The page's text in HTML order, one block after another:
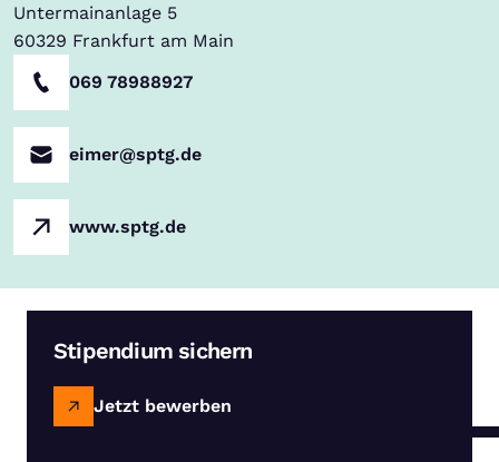
Untermainanlage 5
60329 Frankfurt am Main
069 78988927
eimer@sptg.de
www.sptg.de
Stipendium sichern
Jetzt bewerben